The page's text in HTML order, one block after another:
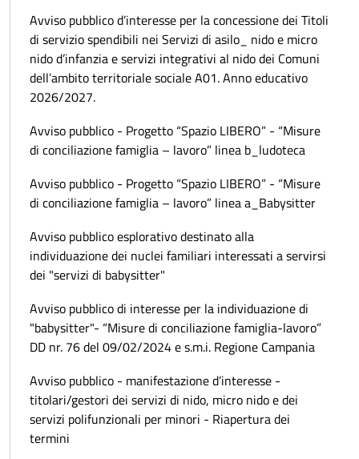
Avviso pubblico d’interesse per la concessione dei Titoli
di servizio spendibili nei Servizi di asilo_ nido e micro
nido d’infanzia e servizi integrativi al nido dei Comuni
dell’ambito territoriale sociale A01. Anno educativo
2026/2027.
Avviso pubblico - Progetto “Spazio LIBERO” - “Misure
di conciliazione famiglia – lavoro” linea b_ludoteca
Avviso pubblico - Progetto “Spazio LIBERO” - “Misure
di conciliazione famiglia – lavoro” linea a_Babysitter
Avviso pubblico esplorativo destinato alla
individuazione dei nuclei familiari interessati a servirsi
dei "servizi di babysitter"
Avviso pubblico di interesse per la individuazione di
"babysitter"- “Misure di conciliazione famiglia-lavoro”
DD nr. 76 del 09/02/2024 e s.m.i. Regione Campania
Avviso pubblico - manifestazione d’interesse -
titolari/gestori dei servizi di nido, micro nido e dei
servizi polifunzionali per minori - Riapertura dei
termini